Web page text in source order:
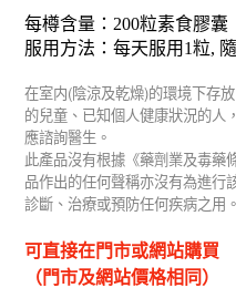
每樽含量： 200粒素食膠囊
服用方法：每天服用 1粒,
在室内(陰涼及乾燥)的環境下存
的兒童、已知個人健康狀況的人
應諮詢醫生。
此產品沒有根據《藥劑業及毒藥
品作出的任何聲稱亦沒有為進行
診斷、治療或預防任何疾病之用。
可直接在門市或網站購買
（門市及網站價格相同）